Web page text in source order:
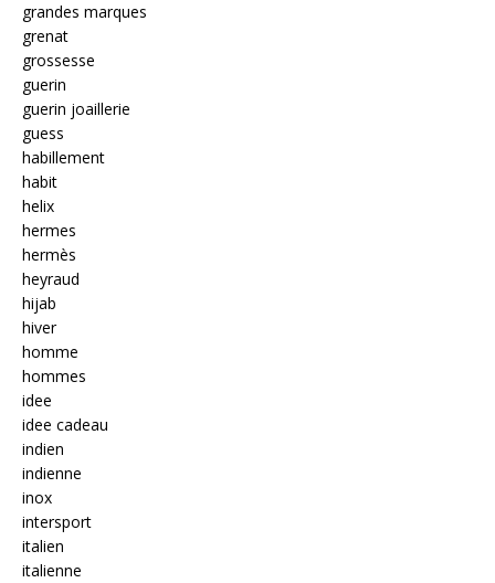
grandes marques
grenat
grossesse
guerin
guerin joaillerie
guess
habillement
habit
helix
hermes
hermès
heyraud
hijab
hiver
homme
hommes
idee
idee cadeau
indien
indienne
inox
intersport
italien
italienne